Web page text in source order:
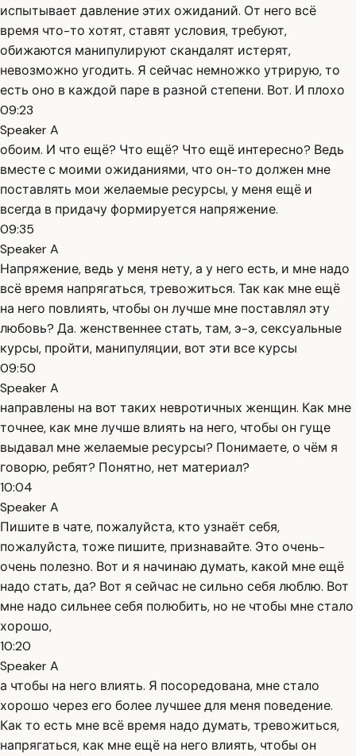
испытывает давление этих ожиданий. От него всё
время что-то хотят, ставят условия, требуют,
обижаются манипулируют скандалят истерят,
невозможно угодить. Я сейчас немножко утрирую, то
есть оно в каждой паре в разной степени. Вот. И плохо
09:23
Speaker A
обоим. И что ещё? Что ещё? Что ещё интересно? Ведь
вместе с моими ожиданиями, что он-то должен мне
поставлять мои желаемые ресурсы, у меня ещё и
всегда в придачу формируется напряжение.
09:35
Speaker A
Напряжение, ведь у меня нету, а у него есть, и мне надо
всё время напрягаться, тревожиться. Так как мне ещё
на него повлиять, чтобы он лучше мне поставлял эту
любовь? Да. женственнее стать, там, э-э, сексуальные
курсы, пройти, манипуляции, вот эти все курсы
09:50
Speaker A
направлены на вот таких невротичных женщин. Как мне
точнее, как мне лучше влиять на него, чтобы он гуще
выдавал мне желаемые ресурсы? Понимаете, о чём я
говорю, ребят? Понятно, нет материал?
10:04
Speaker A
Пишите в чате, пожалуйста, кто узнаёт себя,
пожалуйста, тоже пишите, признавайте. Это очень-
очень полезно. Вот и я начинаю думать, какой мне ещё
надо стать, да? Вот я сейчас не сильно себя люблю. Вот
мне надо сильнее себя полюбить, но не чтобы мне стало
хорошо,
10:20
Speaker A
а чтобы на него влиять. Я посоредована, мне стало
хорошо через его более лучшее для меня поведение.
Как то есть мне всё время надо думать, тревожиться,
напрягаться, как мне ещё на него влиять, чтобы он